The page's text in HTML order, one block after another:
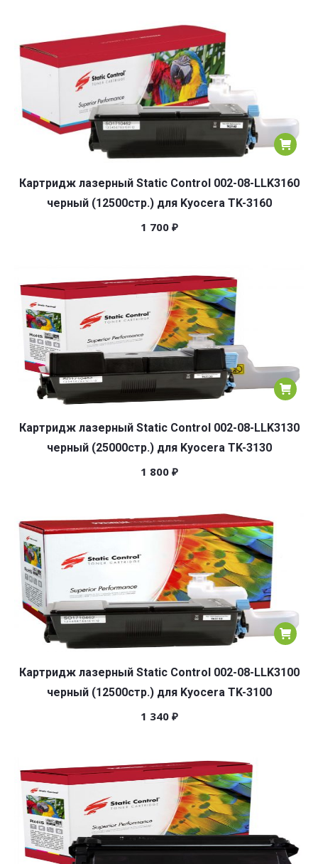
Картридж лазерный Static Control 002-08-LLK3160
черный (12500стр.) для Kyocera TK-3160
1 700 ₽
Картридж лазерный Static Control 002-08-LLK3130
черный (25000стр.) для Kyocera TK-3130
1 800 ₽
Картридж лазерный Static Control 002-08-LLK3100
черный (12500стр.) для Kyocera TK-3100
1 340 ₽